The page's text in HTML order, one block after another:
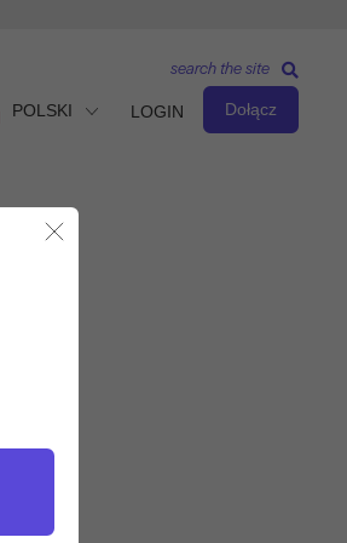
POLSKI LOGIN Dołącz
search the site